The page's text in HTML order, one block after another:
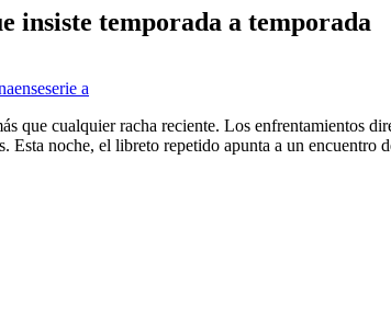
insiste temporada a temporada
serie a
que cualquier racha reciente. Los enfrentamientos
Esta noche, el libreto repetido apunta a un encuentro